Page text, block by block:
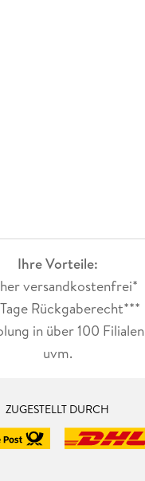
Ihre Vorteile:
versandkostenfrei*
Rückgaberecht***
in über 100 Filialen
uvm.
ZUGESTELLT DURCH